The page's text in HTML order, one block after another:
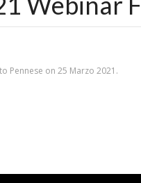
Pennese on 25 Marzo 2021 .